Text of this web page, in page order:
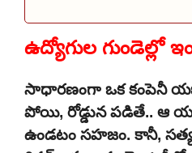
ఉద్యోగుల గుండెల్లో
సాధారణంగా ఒక కంపెనీ
పోయి, రోడ్డున పడితే.. ఆ
ఉండటం సహజం. కానీ,